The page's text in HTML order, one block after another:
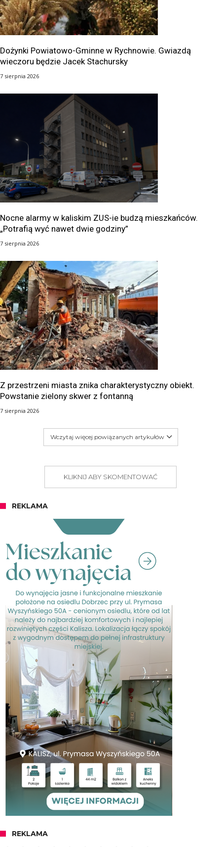
Dożynki Powiatowo-Gminne w Rychnowie. Gwiazdą
wieczoru będzie Jacek Stachursky
7 sierpnia 2026
Nocne alarmy w kaliskim ZUS-ie budzą mieszkańców.
„Potrafią wyć nawet dwie godziny”
7 sierpnia 2026
Z przestrzeni miasta znika charakterystyczny obiekt.
Powstanie zielony skwer z fontanną
7 sierpnia 2026
Wczytaj więcej powiązanych artykułów
KLIKNIJ ABY SKOMENTOWAĆ
REKLAMA
REKLAMA